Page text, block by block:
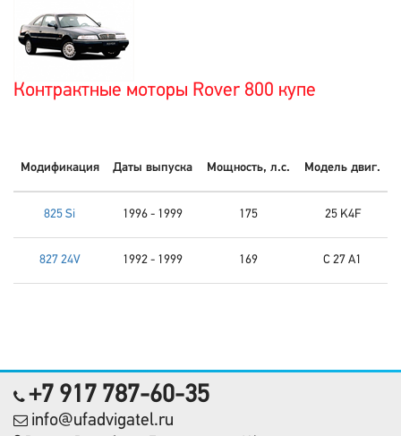
Контрактные моторы Rover 800 купе
Модификация Даты выпуска Мощность, л.с. Модель двиг.
825 Si 1996 - 1999 175 25 K4F
827 24V 1992 - 1999 169 C 27 A1
+7 917 787-60-35
info@ufadvigatel.ru